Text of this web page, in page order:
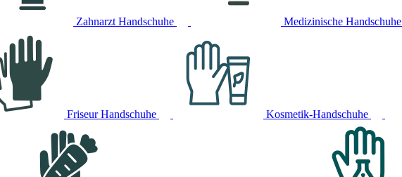
Zahnarzt Handschuhe Medizinische Handschuhe
Friseur Handschuhe Kosmetik-Handschuhe